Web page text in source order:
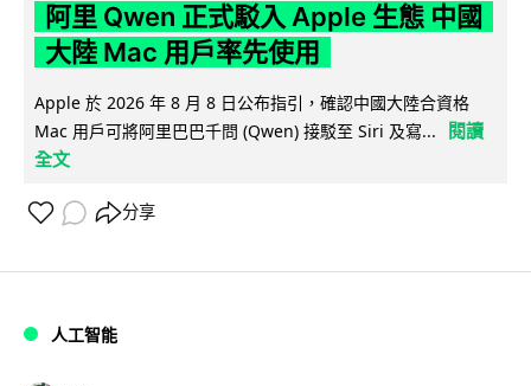
阿里 Qwen 正式駁入 Apple 生態 中國
大陸 Mac 用戶率先使用
Apple 於 2026 年 8 月 8 日公布指引，確認中國大陸合資格
Mac 用戶可將阿里巴巴千問 (Qwen) 接駁至 Siri 及寫...
閱讀
全文
分享
人工智能